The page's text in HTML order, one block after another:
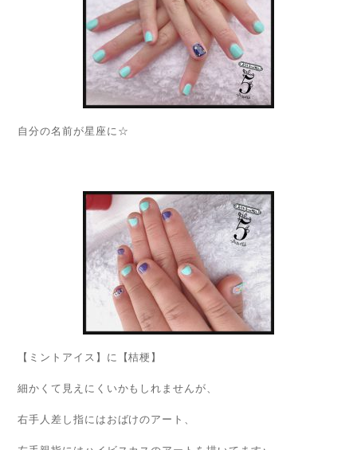
自分の名前が星座に☆
【ミントアイス】に【桔梗】
細かくて見えにくいかもしれませんが、
右手人差し指にはおばけのアート、